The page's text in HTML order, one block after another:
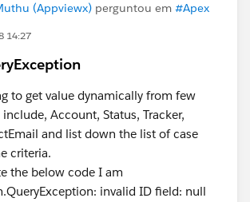
(Appviewx) perguntou em #Apex
14:27
to get value dynamically from few
Account, Status, Tracker,
and list down the list of case
criteria.
the below code I am
invalid ID field: null